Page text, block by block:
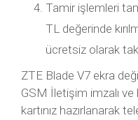
Tamir işlemleri
TL değerinde
ücretsiz olarak
ZTE Blade V7 ekra
GSM İletişim imzalı
kartınız hazırlanarak